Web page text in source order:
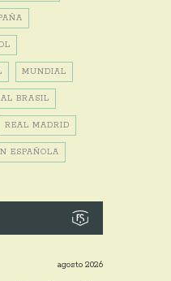
MUNDIAL
BRASIL
REAL MADRID
ESPAÑOLA
agosto 2026